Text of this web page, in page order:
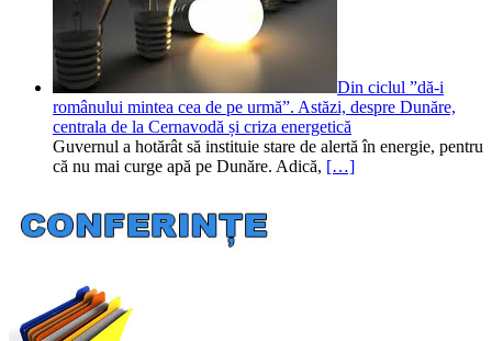
Din ciclul ”dă-i
românului mintea cea de pe urmă”. Astăzi, despre Dunăre,
centrala de la Cernavodă și criza energetică
Guvernul a hotărât să instituie stare de alertă în energie, pentru
că nu mai curge apă pe Dunăre. Adică, […]